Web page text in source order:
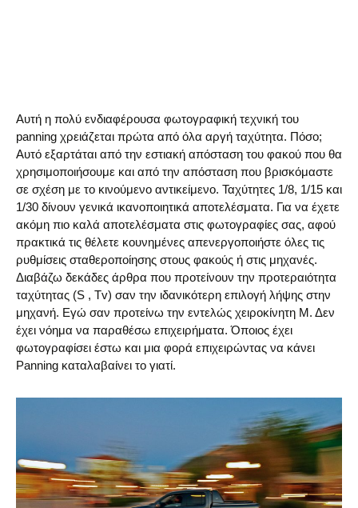
Αυτή η πολύ ενδιαφέρουσα φωτογραφική τεχνική του
panning χρειάζεται πρώτα από όλα αργή ταχύτητα. Πόσο;
Αυτό εξαρτάται από την εστιακή απόσταση του φακού που θα
χρησιμοποιήσουμε και από την απόσταση που βρισκόμαστε
σε σχέση με το κινούμενο αντικείμενο. Ταχύτητες 1/8, 1/15 και
1/30 δίνουν γενικά ικανοποιητικά αποτελέσματα. Για να έχετε
ακόμη πιο καλά αποτελέσματα στις φωτογραφίες σας, αφού
πρακτικά τις θέλετε κουνημένες απενεργοποιήστε όλες τις
ρυθμίσεις σταθεροποίησης στους φακούς ή στις μηχανές.
Διαβάζω δεκάδες άρθρα που προτείνουν την προτεραιότητα
ταχύτητας (S , Tv) σαν την ιδανικότερη επιλογή λήψης στην
μηχανή. Εγώ σαν προτείνω την εντελώς χειροκίνητη Μ. Δεν
έχει νόημα να παραθέσω επιχειρήματα. Όποιος έχει
φωτογραφίσει έστω και μια φορά επιχειρώντας να κάνει
Panning καταλαβαίνει το γιατί.